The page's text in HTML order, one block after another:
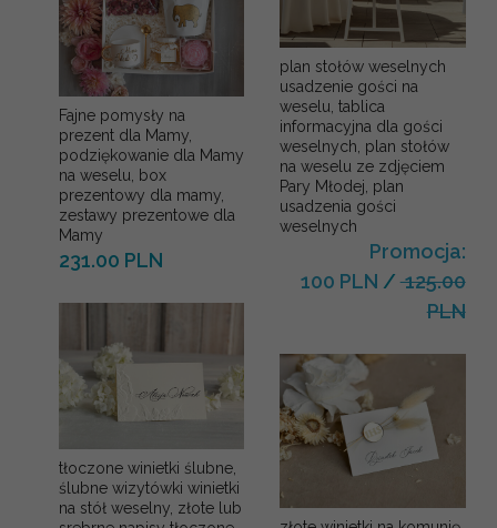
Fajne pomysły na
prezent dla Mamy,
podziękowanie dla Mamy
na weselu, box
prezentowy dla mamy,
zestawy prezentowe dla
Mamy
231.00 PLN
tłoczone winietki ślubne,
ślubne wizytówki winietki
na stół weselny, złote lub
plan stołów weselnych
usadzenie gości na
weselu, tablica
informacyjna dla gości
weselnych, plan stołów
na weselu ze zdjęciem
Pary Młodej, plan
usadzenia gości
weselnych
Promocja:
100 PLN /125.00
PLN